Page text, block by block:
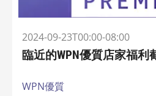
2024-09-23T00:00-08:00
臨近的WPN優質店家福利
WPN優質